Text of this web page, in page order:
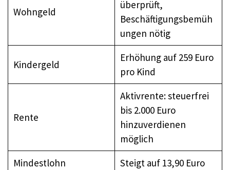
Wohngeld
überprüft,
Beschäftigungsbemüh
ungen nötig
Kindergeld
Erhöhung auf 259 Euro
pro Kind
Rente
Aktivrente: steuerfrei
bis 2.000 Euro
hinzuverdienen
möglich
Mindestlohn
Steigt auf 13,90 Euro